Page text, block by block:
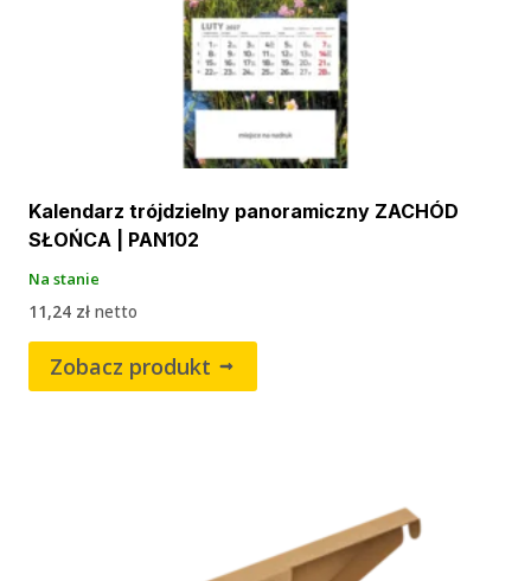
Kalendarz trójdzielny panoramiczny ZACHÓD
SŁOŃCA | PAN102
Na stanie
11,24 zł netto
Zobacz produkt